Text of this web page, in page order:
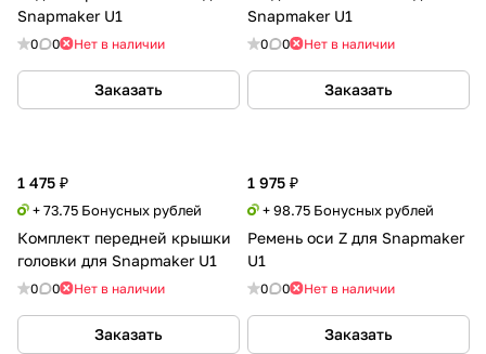
Snapmaker U1
0 0 Нет в наличии
Заказать
Snapmaker U1
0 0 Нет в наличии
Заказать
1 475 ₽
+ 73.75 Бонусных рублей
Комплект передней крышки
головки для Snapmaker U1
0 0 Нет в наличии
Заказать
1 975 ₽
+ 98.75 Бонусных рублей
Ремень оси Z для Snapmaker
U1
0 0 Нет в наличии
Заказать